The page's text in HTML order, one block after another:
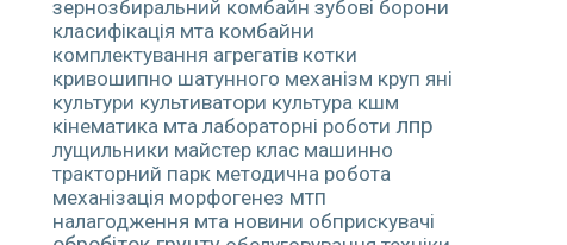
зернозбиральний комбайн зубові борони
класифікація мта комбайни
комплектування агрегатів котки
кривошипно шатунного механізм круп яні
культури культиватори культура кшм
кінематика мта лабораторні роботи лпр
лущильники майстер клас машинно
тракторний парк методична робота
механізація морфогенез мтп
налагодження мта новини обприскувачі